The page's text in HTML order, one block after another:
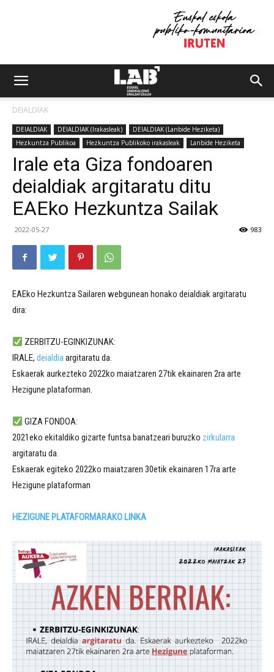
DEIALDIAK
DEIALDIAK DEIALDIAK (Irakasleak)
DEIALDIAK (Lanbide Heziketa)
Hezkuntza Publikoa
Hezkuntza Publikoko irakasleak Lanbide Heziketa
Irale eta Giza fondoaren
deialdiak argitaratu ditu
EAEko Hezkuntza Sailak
2022-05-27 983
EAEko Hezkuntza Sailaren webgunean honako deialdiak argitaratu
dira:
ZERBITZU-EGINKIZUNAK:
IRALE, deialdiaargitaratu da.
Eskaerak aurkezteko 2022ko maiatzaren 27tik ekainaren 2ra arte
Hezigune plataforman.
GIZA FONDOA:
2021eko ekitaldiko gizarte funtsa banatzeari buruzko zirkularra
argitaratu da.
Eskaerak egiteko 2022ko maiatzaren 30etik ekainaren 17ra arte
Hezigune plataforman
HEZIGUNE PLATAFORMARAKO LINKA